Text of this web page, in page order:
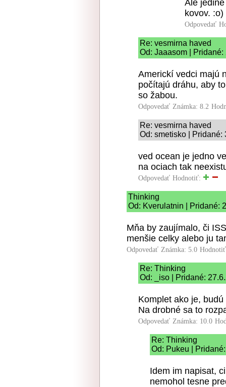
Ale
kovov. :o)
Odpovedať
Re: vesmirna haved
Od: Jaaasom |
Americkí vedci majú
počítajú dráhu, aby
so žabou.
Odpovedať Známka: 8.2
Re: vesmirna haved
Od: smetisko | Pridané:
ved ocean je jedno
na ociach tak
Odpovedať Hodnotiť:
Thinking
Od: Kverulatnin | Pridané:
Mňa by zaujímalo, či
menšie celky alebo ju
Odpovedať Známka: 5.0
Re: Thinking
Od: _iso | Pridané:
Komplet ako je,
Na drobné sa to
Odpovedať Známka: 10.0
Re: Thinking
Od: Pukeu |
Idem im napisat,
nemohol tesne